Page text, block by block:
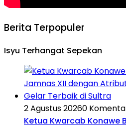
Berita Terpopuler
Isyu Terhangat Sepekan
2 Agustus 20260
Ketua Kwarcab Konawe